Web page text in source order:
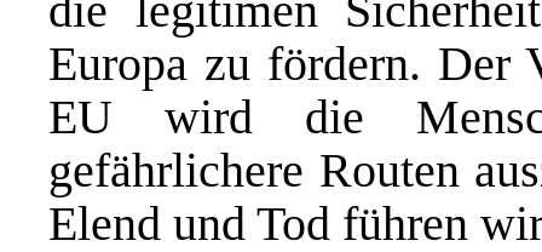
Europa zu fördern. Der
EU wird die
gefährlichere Routen
Elend und Tod führen